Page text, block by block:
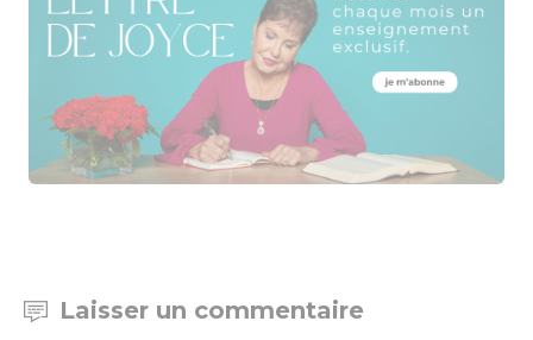
Laisser un commentaire